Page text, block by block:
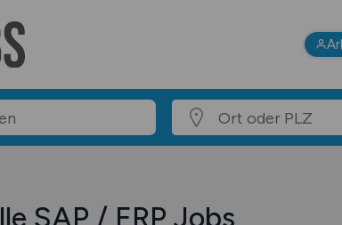
SAP / ERP Jobs